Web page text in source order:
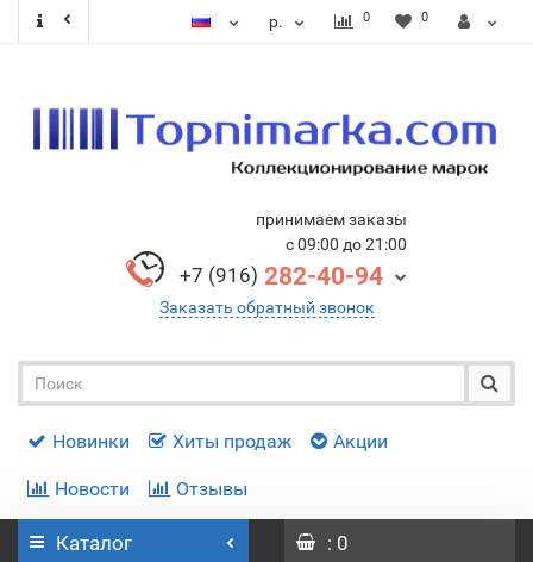
р. 0 0
принимаем заказы
с 09:00 до 21:00
+7 (916) 282-40-94
Заказать обратный звонок
Новинки Хиты продаж Акции
Новости Отзывы
Каталог : 0